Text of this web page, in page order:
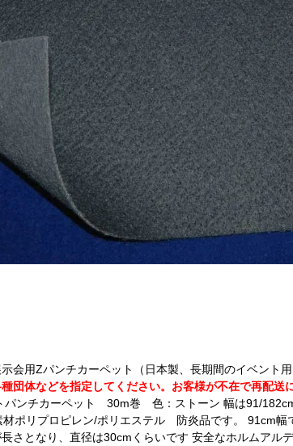
会用Zパンチカーペット（日本製、長期間のイベント
団体などを指定してください。お客様が不在で再配送
パンチカーペット 30m巻 色：ストーン 幅は91/
ポリプロピレン/ポリエステル 防炎品です。 91cm
長さとなり、直径は30cmくらいです 安全なホルムア